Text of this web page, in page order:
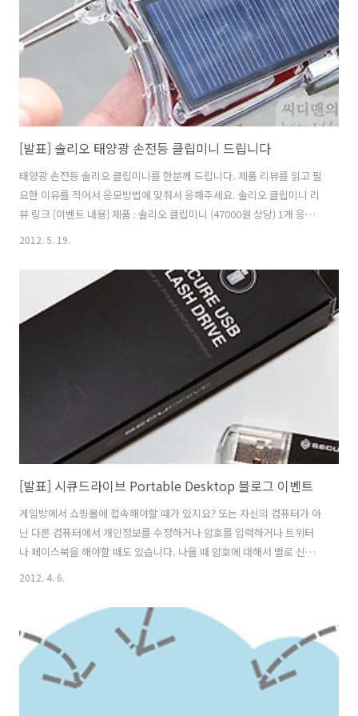
금부터 한번 살펴보죠. 안드로이드 전용 이어폰 Kl..
[발표] 솔리오 태양광 손전등 클립미니 드립니다
태양광 손전등 솔리오 클립미니를 한분께 드립니다. 제품 리뷰를 읽고 필
요한 이유를 적어서 응모방법에 맞춰서 응해주세요. 솔리오 클립미니 리
뷰 링크 [이벤트 내용] 제품 : 솔리오 클립미니 (47000원 상당) 1개 응모
배송 (선불발송) [응모방법] 1. 이 게시물에 댓글로 이 제품이 필요한 이유
와 메일주소를 남겨주세요. 2. 페이스북에 이벤트 페이지에서 좋아요를
누르고 댓글로 필요한 이유와 메일주소를 남겨주세요. [페북 이동] (1번
2번 방법 중 택해서 하시면 됩니다.) 당첨자 발표 이상규 당첨자에게는
2012. 5. 19.
[발표] 시큐드라이브 Portable Desktop 블로그 이벤트
게임방에서 쇼핑몰에 접속해야할 때가 있지요? 또는 자신의 컴퓨터가 아
닌 다른 컴퓨터에서 개인정보를 수정하거나 암호를 입력하거나 트위터
나 페이스북을 해야할 때도 있습니다. 나올 때 암호에 대해서 별로 신경
안쓰실지도 모르겠는데요. 게임방의 암호등을 추적해서 개인정보를 빼
지만, 아주 완벽하진 않습니다. 시큐드라이브 포터블 데스크탑은 다른 사
람 컴퓨터에서 개인정보와 연관된 작업을 하더라도 PC에는 흔적을 남기
지 않게 해줍니다. 쉽게 말하면 이 USB를 꽂고 암호 입력을 하면, 지금
보고 있는 윈도우 화면 위에 다시 새로운 데스크탑이 열리게 되고 그 안
에서 하는 일들은 모두 보안이 된다는 뜻 입니다. 그 포토블 데스크탑 안
2012. 4. 6.